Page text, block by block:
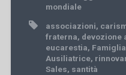
mondiale
associazioni,
fraterna, devozione
eucarestia,
Ausiliatrice,
Sales, santità